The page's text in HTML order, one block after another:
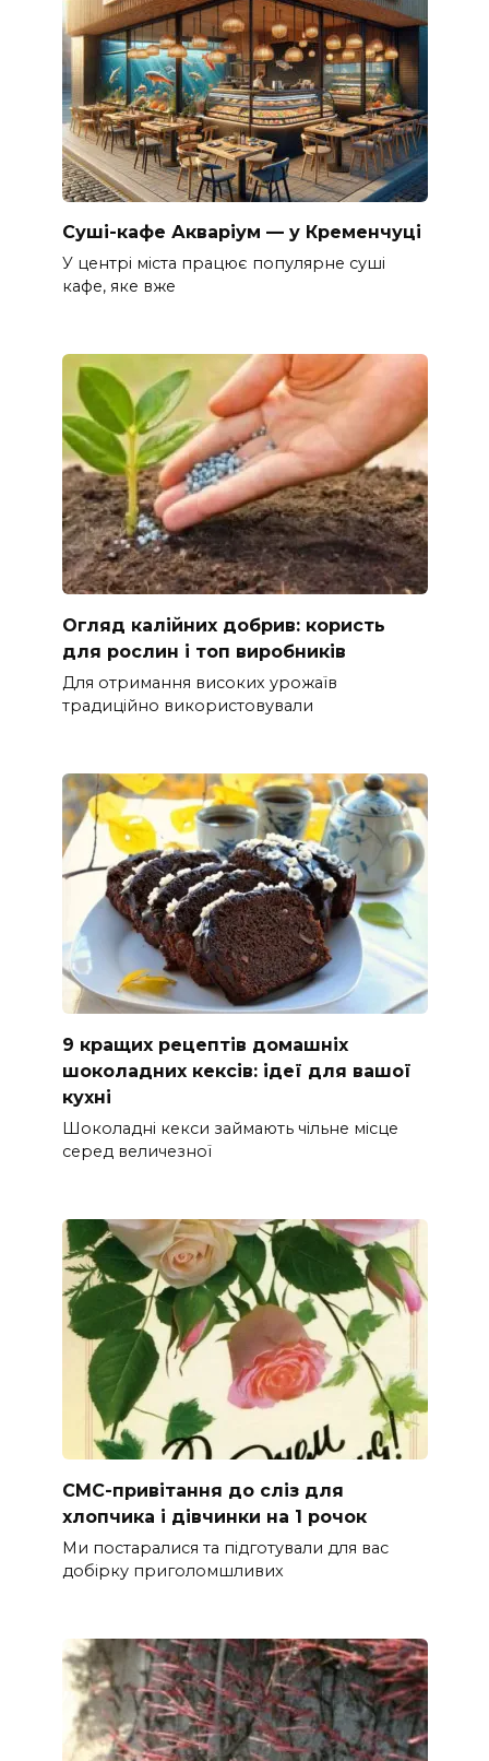
Суші-кафе Акваріум — у Кременчуці
У центрі міста працює популярне суші
кафе, яке вже
Огляд калійних добрив: користь
для рослин і топ виробників
Для отримання високих урожаїв
традиційно використовували
9 кращих рецептів домашніх
шоколадних кексів: ідеї для вашої
кухні
Шоколадні кекси займають чільне місце
серед величезної
СМС-привітання до сліз для
хлопчика і дівчинки на 1 рочок
Ми постаралися та підготували для вас
добірку приголомшливих